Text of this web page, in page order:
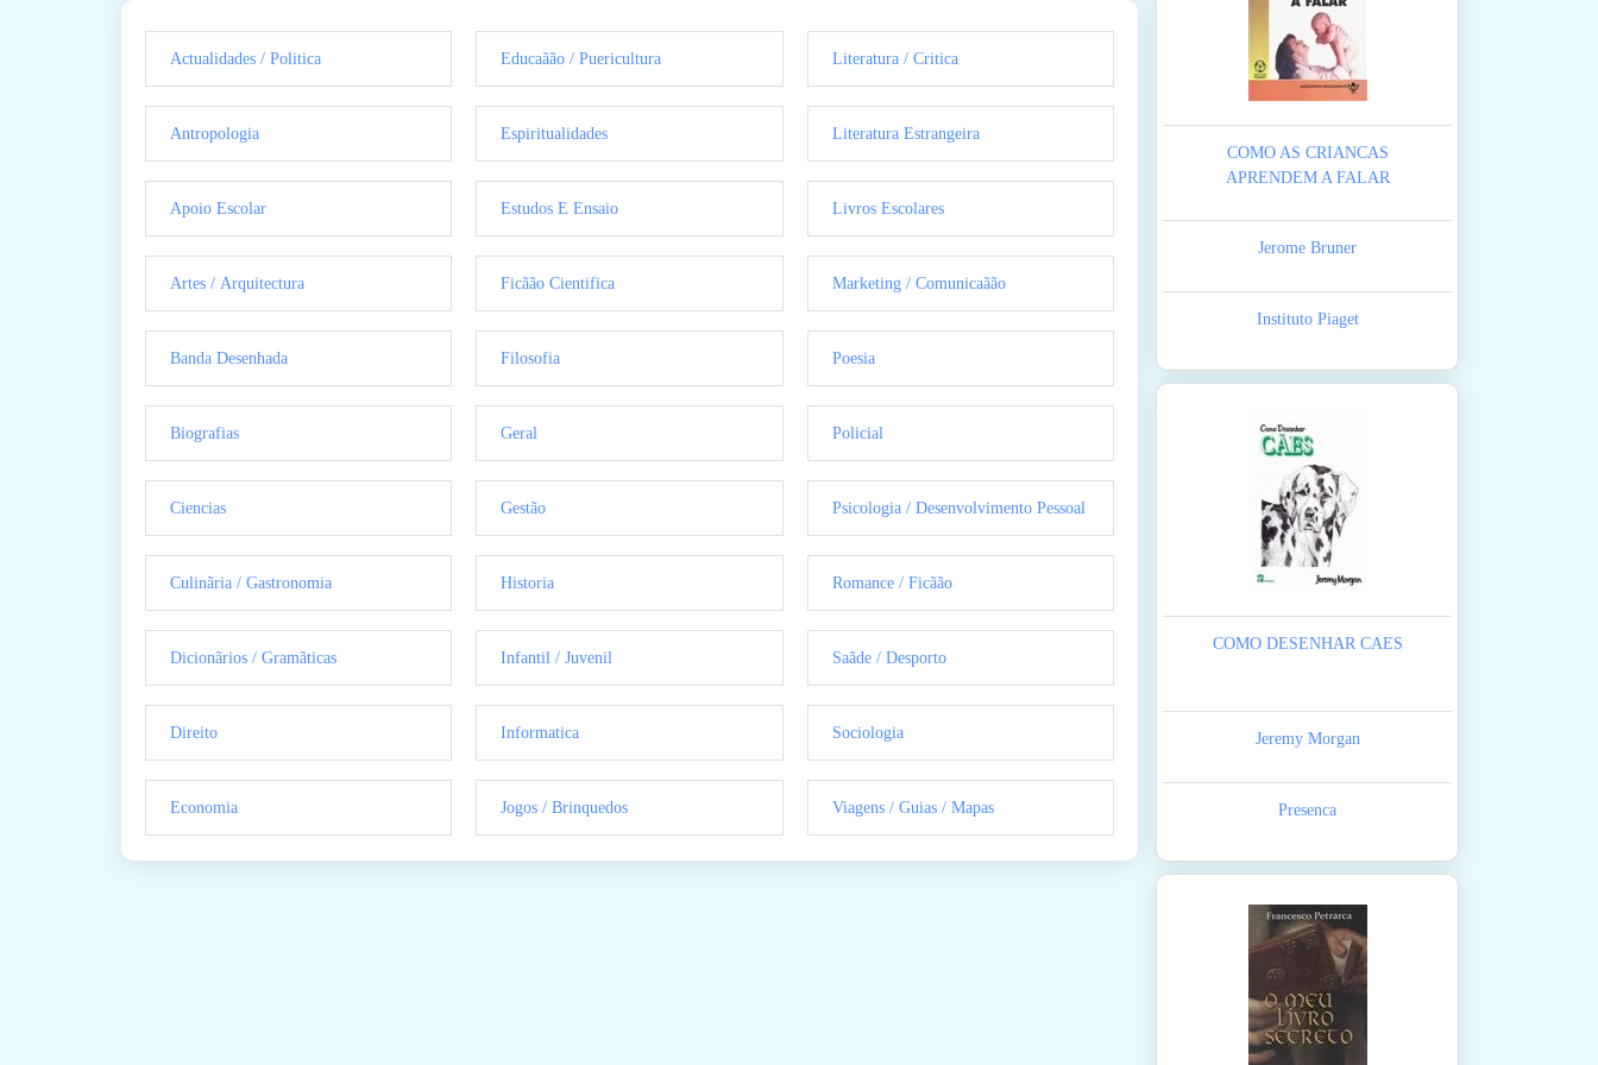
Actualidades / Politica
Antropologia
Apoio Escolar
Artes / Arquitectura
Banda Desenhada
Biografias
Ciencias
Culinãria / Gastronomia
Dicionãrios / Gramãticas
Direito
Economia
Educaãão / Puericultura
Espiritualidades
Estudos E Ensaio
Ficãão Cientifica
Filosofia
Geral
Gestão
Historia
Infantil / Juvenil
Informatica
Jogos / Brinquedos
Literatura / Critica
Literatura Estrangeira
Livros Escolares
Marketing / Comunicaãão
Poesia
Policial
Psicologia / Desenvolvimento Pessoal
Romance / Ficãão
Saãde / Desporto
Sociologia
Viagens / Guias / Mapas
COMO AS CRIANCAS
APRENDEM A FALAR
Jerome Bruner
Instituto Piaget
COMO DESENHAR CAES
Jeremy Morgan
Presenca